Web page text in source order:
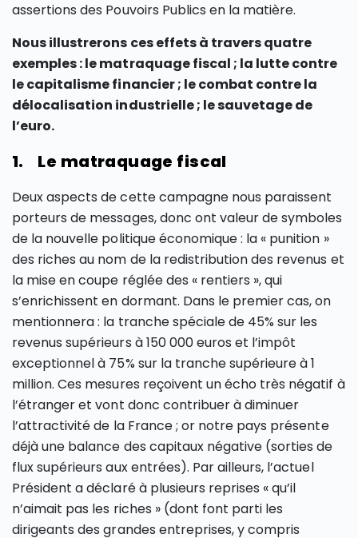
assertions des Pouvoirs Publics en la matière.
Nous illustrerons ces effets à travers quatre
exemples : le matraquage fiscal ; la lutte contre
le capitalisme financier ; le combat contre la
délocalisation industrielle ; le sauvetage de
l’euro.
1. Le matraquage fiscal
Deux aspects de cette campagne nous paraissent
porteurs de messages, donc ont valeur de symboles
de la nouvelle politique économique : la « punition »
des riches au nom de la redistribution des revenus et
la mise en coupe réglée des « rentiers », qui
s’enrichissent en dormant. Dans le premier cas, on
mentionnera : la tranche spéciale de 45% sur les
revenus supérieurs à 150 000 euros et l’impôt
exceptionnel à 75% sur la tranche supérieure à 1
million. Ces mesures reçoivent un écho très négatif à
l’étranger et vont donc contribuer à diminuer
l’attractivité de la France ; or notre pays présente
déjà une balance des capitaux négative (sorties de
flux supérieurs aux entrées). Par ailleurs, l’actuel
Président a déclaré à plusieurs reprises « qu’il
n’aimait pas les riches » (dont font parti les
dirigeants des grandes entreprises, y compris